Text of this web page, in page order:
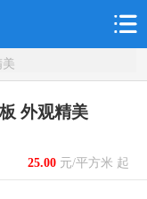
外观精美
25.00元/平方米 起